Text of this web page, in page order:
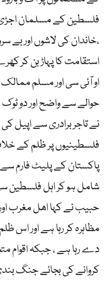
فلسطین کے مسلمان
،خاندان کی لاشوں اور بے
استقامت کا پہاڑ بن کر
او آئی سی اور مسلم
حوالے سے واضح اور دو
فلسطینیوں پر ظلم کے
پاکستان کے پلیٹ فارم
شامل ہو کر اہل فلسطین
حبیب نے کہا اھل مغرب
مظاہرہ کر رہا ہے اور اس
دے رہا ہے ، جبکہ اقوام
کروانے کی بجائے جنگ